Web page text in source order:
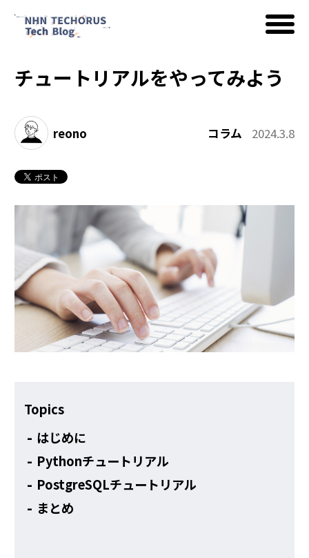
AWS
Google Cloud
イベント
コラム
その他
チュートリアルをやってみよう
reono コラム 2024.3.8
Topics
はじめに
Pythonチュートリアル
PostgreSQLチュートリアル
まとめ